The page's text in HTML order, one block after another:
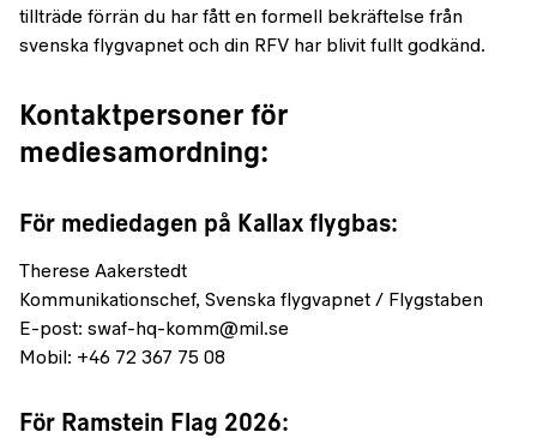
tillträde förrän du har fått en formell bekräftelse från
svenska flygvapnet och din RFV har blivit fullt godkänd.
Kontaktpersoner för
mediesamordning:
För mediedagen på Kallax flygbas:
Therese Aakerstedt
Kommunikationschef, Svenska flygvapnet / Flygstaben
E-post: swaf-hq-komm@mil.se
Mobil: +46 72 367 75 08
För Ramstein Flag 2026: